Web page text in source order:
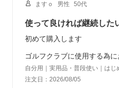
ますｏ 男性 50代
使って良ければ継続した
初めて購入します
ゴルフクラブに使用する為
自分用｜実用品・普段使い｜はじ
注文日：2026/08/05